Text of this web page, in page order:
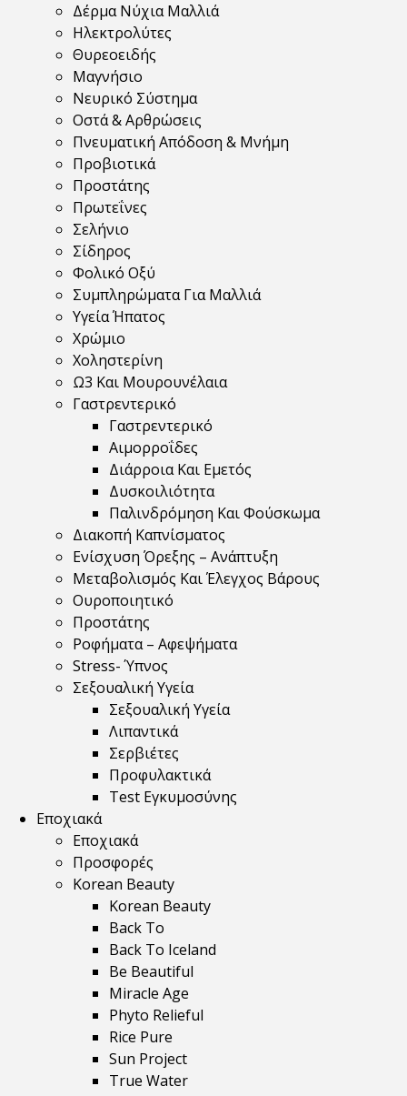
Δέρμα Νύχια Μαλλιά
Ηλεκτρολύτες
Θυρεοειδής
Μαγνήσιο
Νευρικό Σύστημα
Οστά & Αρθρώσεις
Πνευματική Απόδοση & Μνήμη
Προβιοτικά
Προστάτης
Πρωτεΐνες
Σελήνιο
Σίδηρος
Φολικό Οξύ
Συμπληρώματα Για Μαλλιά
Υγεία Ήπατος
Χρώμιο
Χοληστερίνη
Ω3 Και Μουρουνέλαια
Γαστρεντερικό
Γαστρεντερικό
Αιμορροΐδες
Διάρροια Και Εμετός
Δυσκοιλιότητα
Παλινδρόμηση Και Φούσκωμα
Διακοπή Καπνίσματος
Ενίσχυση Όρεξης – Ανάπτυξη
Μεταβολισμός Και Έλεγχος Βάρους
Ουροποιητικό
Προστάτης
Ροφήματα – Αφεψήματα
Stress- Ύπνος
Σεξουαλική Υγεία
Σεξουαλική Υγεία
Λιπαντικά
Σερβιέτες
Προφυλακτικά
Test Εγκυμοσύνης
Εποχιακά
Εποχιακά
Προσφορές
Korean Beauty
Korean Beauty
Back To
Back To Iceland
Be Beautiful
Miracle Age
Phyto Relieful
Rice Pure
Sun Project
True Water